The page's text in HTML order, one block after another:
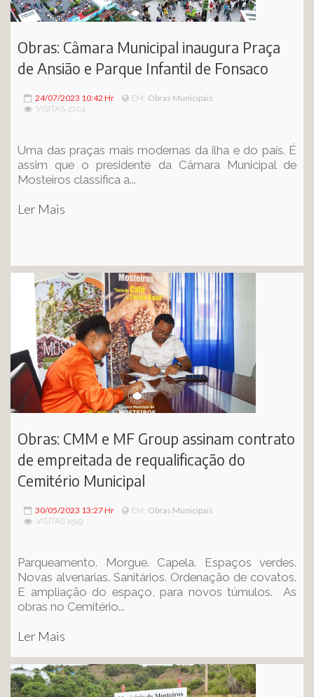
Obras: Câmara Municipal inaugura Praça
de Ansião e Parque Infantil de Fonsaco
24/07/2023 10:42 Hr EM: Obras Municipais
VISITAS 2104
Uma das praças mais modernas da ilha e do país. É
assim que o presidente da Câmara Municipal de
Mosteiros classifica a...
Ler Mais
Obras: CMM e MF Group assinam contrato
de empreitada de requalificação do
Cemitério Municipal
30/05/2023 13:27 Hr EM: Obras Municipais
VISITAS 1519
Parqueamento. Morgue. Capela. Espaços verdes.
Novas alvenarias. Sanitários. Ordenação de covatos.
E ampliação do espaço, para novos túmulos. As
obras no Cemitério...
Ler Mais